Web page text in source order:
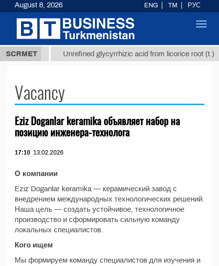
SCRMET
37,8 ТМТ Unrefined glycyrrhizic acid from licorice root (t.)
Vacancy
Eziz Doganlar keramika объявляет набор на
позицию инженера-технолога
17:10 13.02.2026
О компании
Eziz Doganlar keramika — керамический завод с
внедрением международных технологических решений.
Наша цель — создать устойчивое, технологичное
производство и сформировать сильную команду
локальных специалистов.
Кого ищем
Мы формируем команду специалистов для изучения и
August 8, 2026 ENG TM РУС